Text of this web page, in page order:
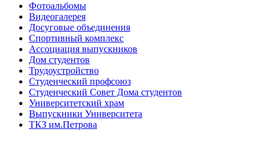
Фотоальбомы
Видеогалерея
Досуговые объединения
Спортивный комплекс
Ассоциация выпускников
Дом студентов
Трудоустройство
Студенческий профсоюз
Студенческий Совет Дома студентов
Университетский храм
Выпускники Университета
ТКЗ им.Петрова